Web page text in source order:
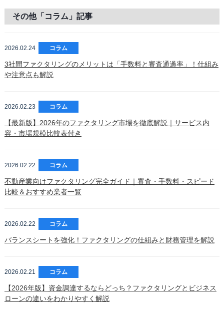
その他「コラム」記事
2026.02.24 コラム
3社間ファクタリングのメリットは「手数料と審査通過率」！仕組み
や注意点も解説
2026.02.23 コラム
【最新版】2026年のファクタリング市場を徹底解説｜サービス内
容・市場規模比較表付き
2026.02.22 コラム
不動産業向けファクタリング完全ガイド｜審査・手数料・スピード
比較＆おすすめ業者一覧
2026.02.22 コラム
バランスシートを強化！ファクタリングの仕組みと財務管理を解説
2026.02.21 コラム
【2026年版】資金調達するならどっち？ファクタリングとビジネス
ローンの違いをわかりやすく解説